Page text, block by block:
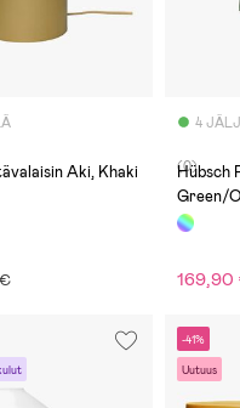
Aki, Khaki
4
(0)
Hübsch
Green/
-41%
Uutuus